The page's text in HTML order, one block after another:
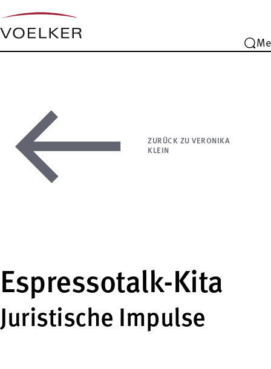
ZURÜCK ZU VERONIKA
KLEIN
Espressotalk-Kita
Juristische Impulse